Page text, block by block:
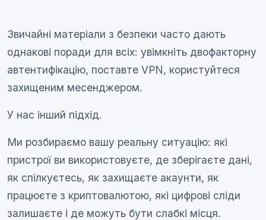
Звичайні матеріали з безпеки часто дають
однакові поради для всіх: увімкніть двофакторну
автентифікацію, поставте VPN, користуйтеся
захищеним месенджером.
У нас інший підхід.
Ми розбираємо вашу реальну ситуацію: які
пристрої ви використовуєте, де зберігаєте дані,
як спілкуєтесь, як захищаєте акаунти, як
працюєте з криптовалютою, які цифрові сліди
залишаєте і де можуть бути слабкі місця.